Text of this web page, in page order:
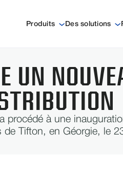
Produits Des solutions
UN
procédé à une
de Tifton, en Géorgie, le